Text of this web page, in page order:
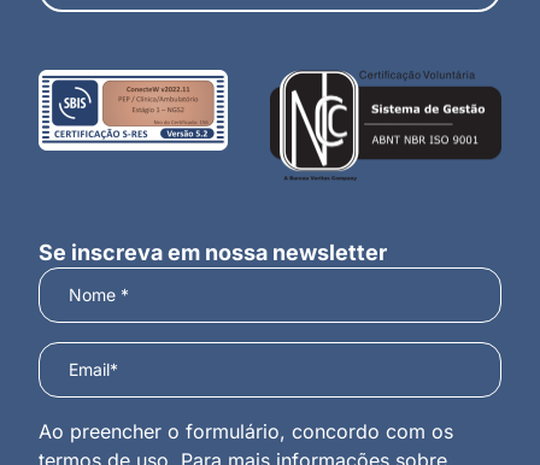
Se inscreva em nossa newsletter
Ao preencher o formulário, concordo com os
termos de uso. Para mais informações sobre